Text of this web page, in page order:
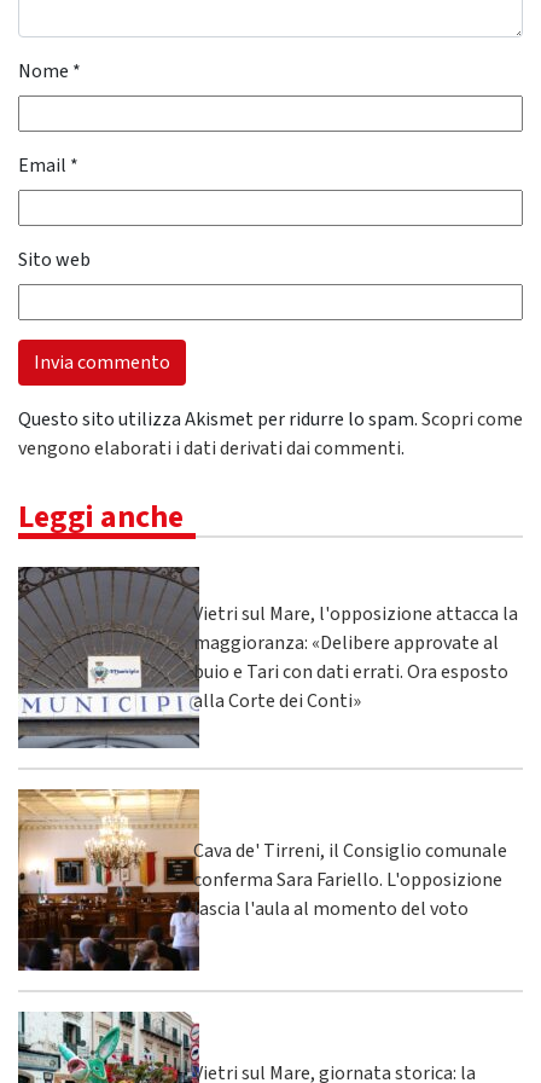
Nome *
Email *
Sito web
Questo sito utilizza Akismet per ridurre lo spam.Scopri come
vengono elaborati i dati derivati dai commenti.
Leggi anche
Vietri sul Mare, l'opposizione attacca la
maggioranza: «Delibere approvate al
buio e Tari con dati errati. Ora esposto
alla Corte dei Conti»
Cava de' Tirreni, il Consiglio comunale
conferma Sara Fariello. L'opposizione
lascia l'aula al momento del voto
Vietri sul Mare, giornata storica: la